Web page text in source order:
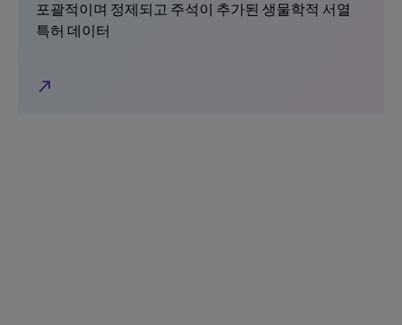
포괄적이며 정제되고 주석이 추가된 생물학적 서열
특허 데이터
north_east